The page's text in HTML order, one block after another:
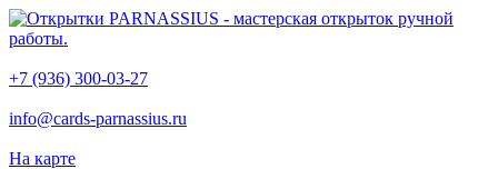
+7 (936) 300-03-27
info@cards-parnassius.ru
На карте